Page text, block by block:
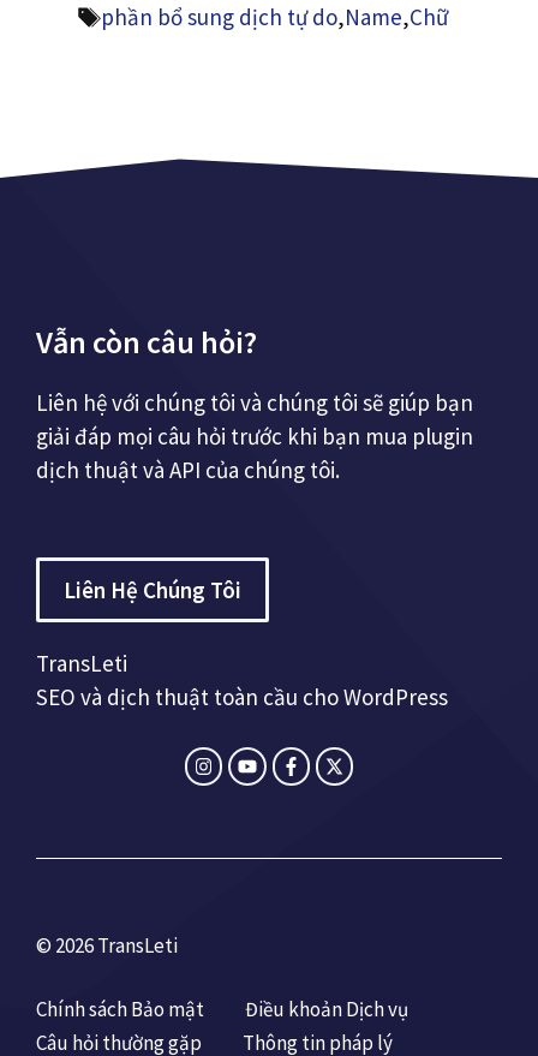
Thẻ
phần bổ sung dịch tự do,Name,Chữ
Vẫn còn câu hỏi?
Liên hệ với chúng tôi và chúng tôi sẽ giúp bạn
giải đáp mọi câu hỏi trước khi bạn mua plugin
dịch thuật và API của chúng tôi.
Liên Hệ Chúng Tôi
TransLeti
SEO và dịch thuật toàn cầu cho WordPress
© 2026 TransLeti
Chính sách Bảo mật
Điều khoản Dịch vụ
Câu hỏi thường gặp
Thông tin pháp lý